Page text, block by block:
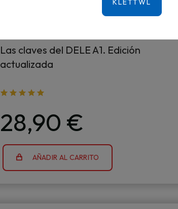
Las claves del DELE A1. Edición
actualizada
28,90 €
AÑADIR AL CARRITO